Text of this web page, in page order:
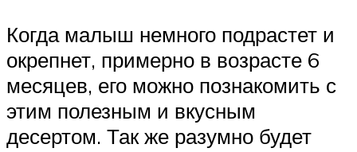
Когда малыш немного подрастет и
окрепнет, примерно в возрасте 6
месяцев, его можно познакомить с
этим полезным и вкусным
десертом. Так же разумно будет